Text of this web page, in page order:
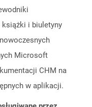
i biuletyny
Microsoft
CHM na
w aplikacji.